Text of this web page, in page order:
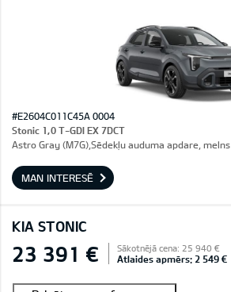
#E2604C011C45A 0004
Stonic 1,0 T-GDI EX 7DCT
Astro Gray (M7G),Sēdekļu auduma apdare, melns
MAN INTERESĒ
KIA STONIC
23 391 € Sākotnējā cena: 25 940 €
Atlaides apmērs: 2 549 €